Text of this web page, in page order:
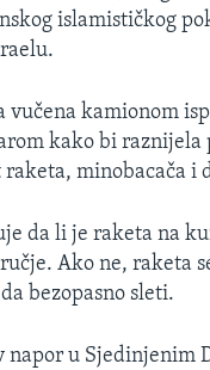
islamističkog
vučena kamionom
kako bi
minobacača i
da li je raketa na
Ako ne, raketa
bezopasno sleti.
napor u Sjedinjenim